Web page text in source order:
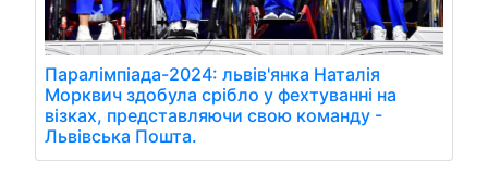
Паралімпіада-2024: львів'янка Наталія
Морквич здобула срібло у фехтуванні на
візках, представляючи свою команду -
Львівська Пошта.